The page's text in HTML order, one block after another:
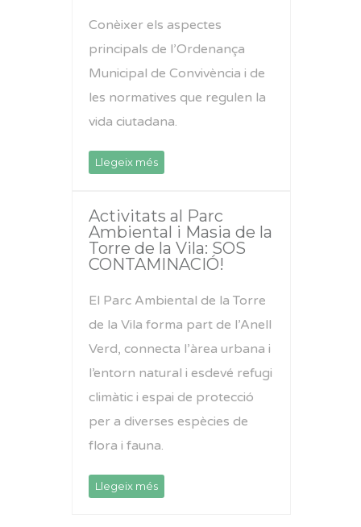
Conèixer els aspectes
principals de l’Ordenança
Municipal de Convivència i de
les normatives que regulen la
vida ciutadana.
Llegeix més
Activitats al Parc
Ambiental i Masia de la
Torre de la Vila: SOS
CONTAMINACIÓ!
El Parc Ambiental de la Torre
de la Vila forma part de l’Anell
Verd, connecta l’àrea urbana i
l’entorn natural i esdevé refugi
climàtic i espai de protecció
per a diverses espècies de
flora i fauna.
Llegeix més